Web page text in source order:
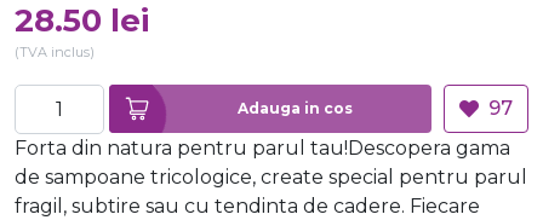
28.50 lei
(TVA inclus)
Adauga in cos
97
Forta din natura pentru parul tau!Descopera gama
de sampoane tricologice, create special pentru parul
fragil, subtire sau cu tendinta de cadere. Fiecare